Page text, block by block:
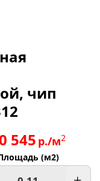
чип
545 р./м2
(м2)